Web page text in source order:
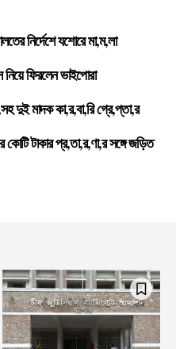
নির্দেশে যশোরে মা,ম,লা
ফিরলেন ভাইপোরা
দুই মাদক কা,র,বা,রি গ্রে,প্তা,র
টাকার প্র,তা,র,ণা,র সঙ্গে জড়িত